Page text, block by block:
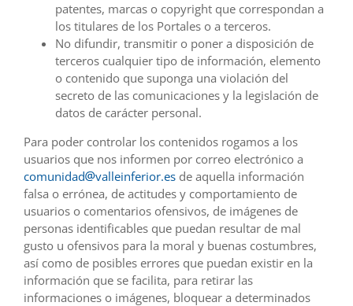
patentes, marcas o copyright que correspondan a
los titulares de los Portales o a terceros.
No difundir, transmitir o poner a disposición de
terceros cualquier tipo de información, elemento
o contenido que suponga una violación del
secreto de las comunicaciones y la legislación de
datos de carácter personal.
Para poder controlar los contenidos rogamos a los
usuarios que nos informen por correo electrónico a
comunidad
valleinferior.esde aquella información
falsa o errónea, de actitudes y comportamiento de
usuarios o comentarios ofensivos, de imágenes de
personas identificables que puedan resultar de mal
gusto u ofensivos para la moral y buenas costumbres,
así como de posibles errores que puedan existir en la
información que se facilita, para retirar las
informaciones o imágenes, bloquear a determinados